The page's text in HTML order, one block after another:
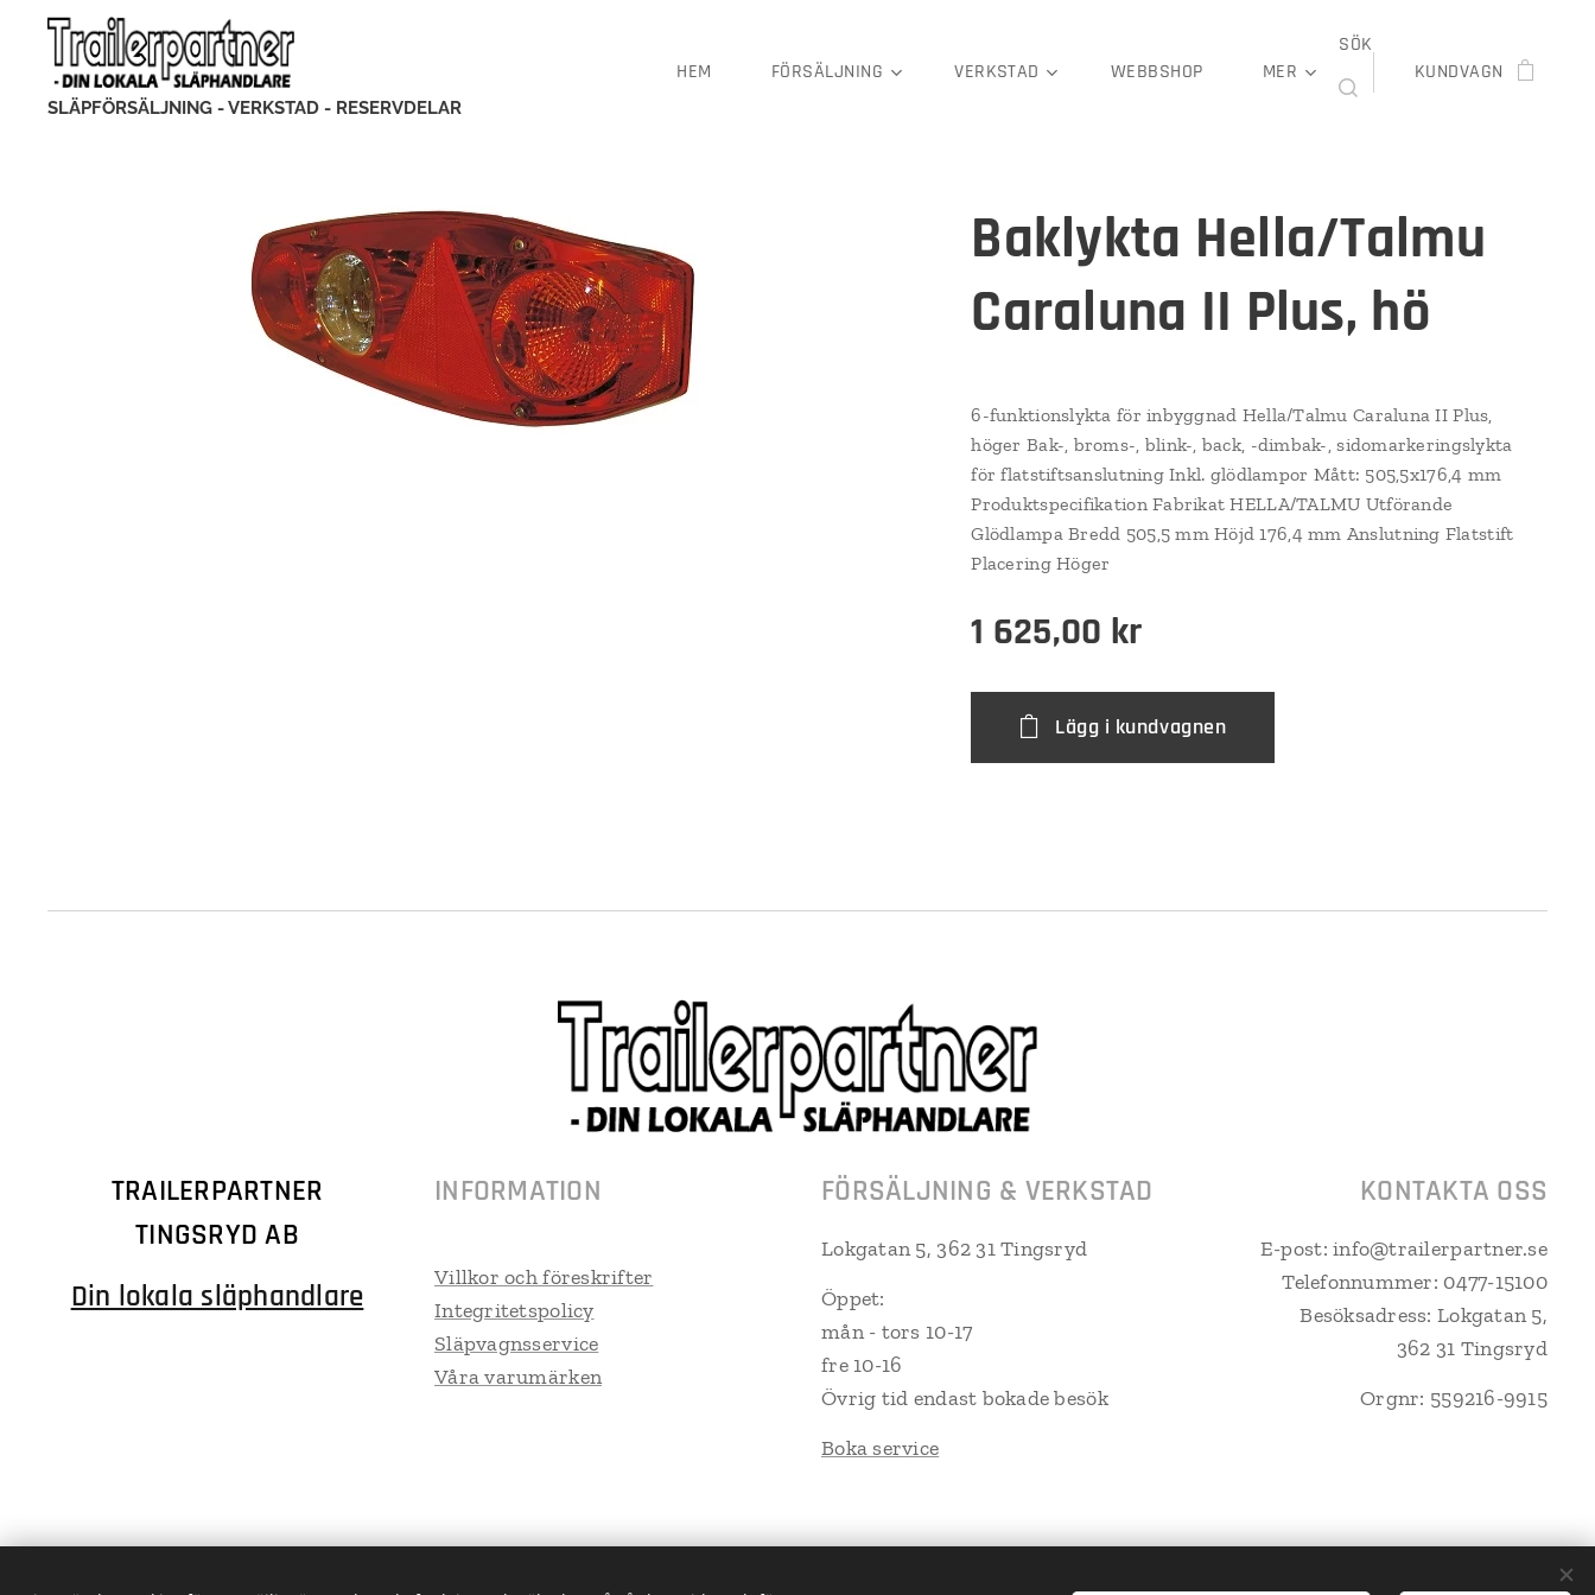
SLÄPFÖRSÄLJNING - VERKSTAD - RESERVDELAR
HEM FÖRSÄLJNING VERKSTAD WEBBSHOP MER
SÖK
KUNDVAGN
Baklykta Hella/Talmu
Caraluna II Plus, hö
6-funktionslykta för inbyggnad Hella/Talmu Caraluna II Plus,
höger Bak-, broms-, blink-, back, -dimbak-, sidomarkeringslykta
för flatstiftsanslutning Inkl. glödlampor Mått: 505,5x176,4 mm
Produktspecifikation Fabrikat HELLA/TALMU Utförande
Glödlampa Bredd 505,5 mm Höjd 176,4 mm Anslutning Flatstift
Placering Höger
1 625,00 kr
Lägg i kundvagnen
TRAILERPARTNER
TINGSRYD AB
Din lokala släphandlare
INFORMATION
Villkor och föreskrifter
Integritetspolicy
Släpvagnsservice
Våra varumärken
FÖRSÄLJNING & VERKSTAD
Lokgatan 5, 362 31 Tingsryd
Öppet:
mån - tors 10-17
fre 10-16
Övrig tid endast bokade besök
Boka service
KONTAKTA OSS
E-post: info@trailerpartner.se
Telefonnummer: 0477-15100
Besöksadress: Lokgatan 5,
362 31 Tingsryd
Orgnr: 559216-9915